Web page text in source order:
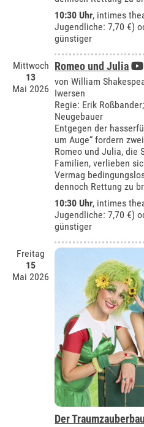
10:30 Uhr, intimes
Jugendliche: 7,70 €)
günstiger
Mittwoch
13
Mai 2026
Romeo und Julia
von William
Iwersen
Regie: Erik
Neugebauer
Entgegen der
um Auge“ fordern
Romeo und Julia, die
Familien, verlieben
Vermag
dennoch Rettung zu
10:30 Uhr, intimes
Jugendliche: 7,70 €)
günstiger
Freitag
15
Mai 2026
Der